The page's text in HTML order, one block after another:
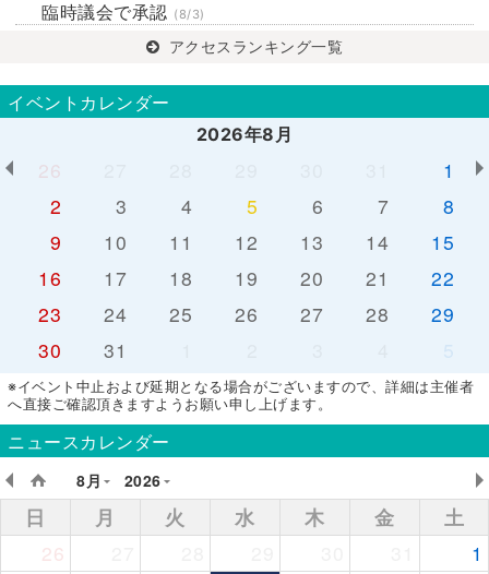
臨時議会で承認 (8/3)
アクセスランキング一覧
イベントカレンダー
2026年8月
26
1
2
3 4 5 6 7
8
9
10 11 12 13 14
15
16
17 18 19 20 21
22
23
24 25 26 27 28
29
30
31 5
※イベント中止および延期となる場合がございますので、詳細は主催者
へ直接ご確認頂きますようお願い申し上げます。
ニュースカレンダー
8月
2026
日 月 火 水 木 金
土
26
1